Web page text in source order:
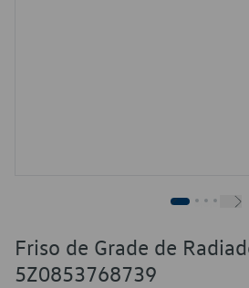
Friso de Grade de
5Z0853768739